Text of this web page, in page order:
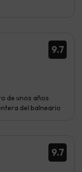
9.7
de unos años
del balneario
9.7